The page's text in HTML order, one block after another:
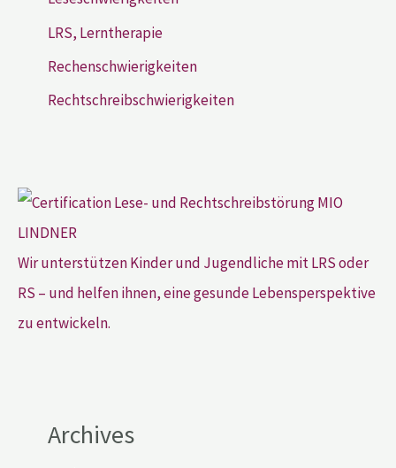
LRS, Lerntherapie
Rechenschwierigkeiten
Rechtschreibschwierigkeiten
Wir unterstützen Kinder und Jugendliche mit LRS oder
RS – und helfen ihnen, eine gesunde Lebensperspektive
zu entwickeln.
Archives